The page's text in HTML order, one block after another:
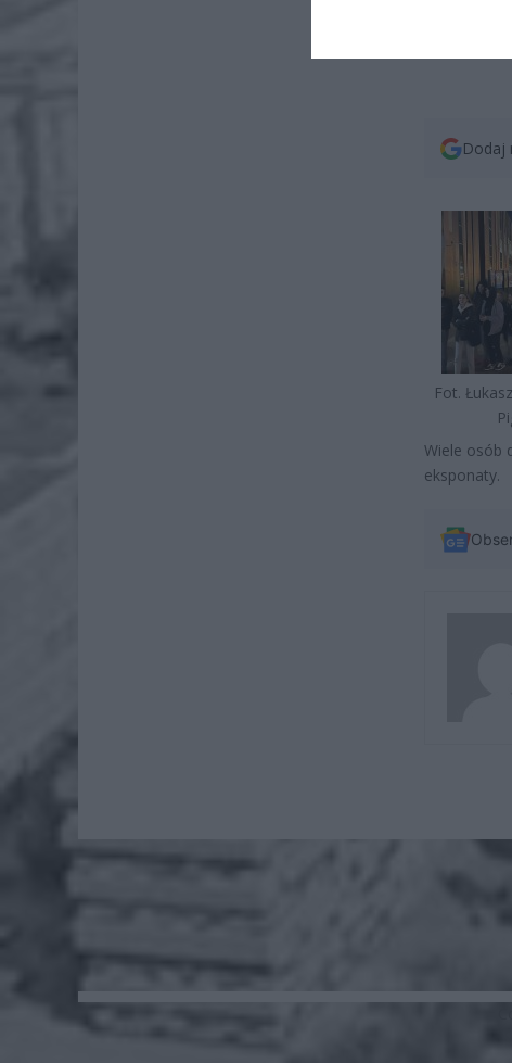
Dodaj
Fot.
Wiele osób
eksponaty.